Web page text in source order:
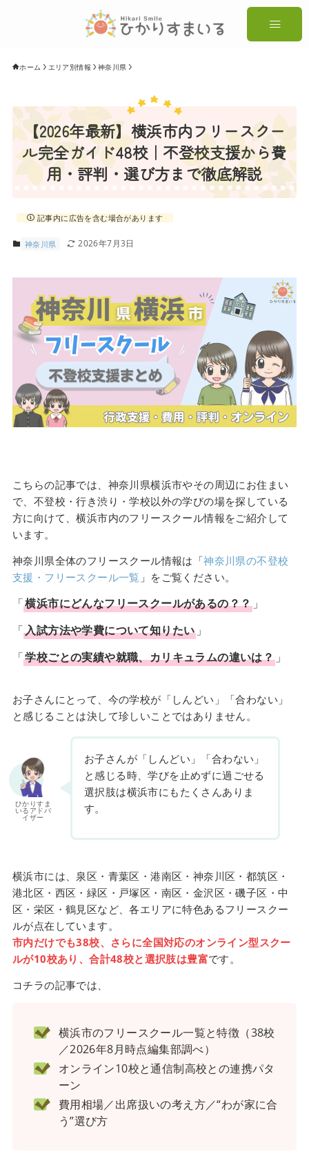
ホーム エリア別情報 神奈川県
【2026年最新】横浜市内フリースクー
ル完全ガイド48校｜不登校支援から費
用・評判・選び方まで徹底解説
記事内に広告を含む場合があります
神奈川県 2026年7月3日
こちらの記事では、神奈川県横浜市やその周辺にお住まい
で、不登校・行き渋り・学校以外の学びの場を探している
方に向けて、横浜市内のフリースクール情報をご紹介して
います。
神奈川県全体のフリースクール情報は「神奈川県の不登校
支援・フリースクール一覧 」をご覧ください。
「横浜市にどんなフリースクールがあるの？？ 」
「入試方法や学費について知りたい 」
「学校ごとの実績や就職、カリキュラムの違いは？ 」
お子さんにとって、今の学校が「しんどい」「合わない」
と感じることは決して珍しいことではありません。
ひかりすま
いるアドバ
イザー
お子さんが「しんどい」「合わない」
と感じる時、学びを止めずに過ごせる
選択肢は横浜市にもたくさんありま
す。
横浜市には、泉区・青葉区・港南区・神奈川区・都筑区・
港北区・西区・緑区・戸塚区・南区・金沢区・磯子区・中
区・栄区・鶴見区など、各エリアに特色あるフリースクー
ルが点在しています。
市内だけでも38校、さらに全国対応のオンライン型スクー
ルが10校あり、合計48校と選択肢は豊富です。
コチラの記事では、
横浜市のフリースクール一覧と特徴（38校
／2026年8月時点編集部調べ）
オンライン10校と通信制高校との連携パタ
ーン
費用相場／出席扱いの考え方／“わが家に合
う”選び方